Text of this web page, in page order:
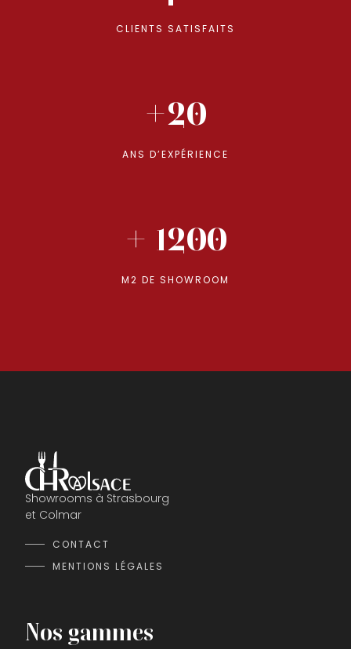
CLIENTS SATISFAITS
+20
ANS D’EXPÉRIENCE
+ 1200
M2 DE SHOWROOM
Showrooms à Strasbourg
et Colmar
CONTACT
MENTIONS LÉGALES
Nos gammes